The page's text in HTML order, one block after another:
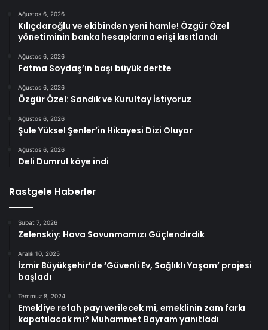
Ağustos 6, 2026
Kılıçdaroğlu ve ekibinden yeni hamle! Özgür Özel
yönetiminin banka hesaplarına erişi kısıtlandı
Ağustos 6, 2026
Fatma Soydaş’ın başı büyük dertte
Ağustos 6, 2026
Özgür Özel: Sandık ve Kurultay İstiyoruz
Ağustos 6, 2026
Şule Yüksel Şenler’in Hikayesi Dizi Oluyor
Ağustos 6, 2026
Deli Dumrul köye indi
Rastgele Haberler
Şubat 7, 2026
Zelenskiy: Hava Savunmamızı Güçlendirdik
Aralık 10, 2025
İzmir Büyükşehir’de ‘Güvenli Ev, Sağlıklı Yaşam’ projesi
başladı
Temmuz 8, 2024
Emekliye refah payı verilecek mi, emeklinin zam farkı
kapatılacak mı? Muhammet Bayram yanıtladı